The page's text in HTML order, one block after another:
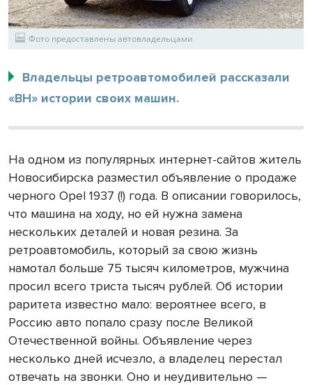
Фото предоставлены автовладельцами
Владельцы ретроавтомобилей рассказали
«ВН» истории своих машин.
На одном из популярных интернет-сайтов житель
Новосибирска разместил объявление о продаже
черного Opel 1937 (!) года. В описании говорилось,
что машина на ходу, но ей нужна замена
нескольких деталей и новая резина. За
ретроавтомобиль, который за свою жизнь
намотал больше 75 тысяч километров, мужчина
просил всего триста тысяч рублей. Об истории
раритета известно мало: вероятнее всего, в
Россию авто попало сразу после Великой
Отечественной войны. Объявление через
несколько дней исчезло, а владелец перестал
отвечать на звонки. Оно и неудивительно —